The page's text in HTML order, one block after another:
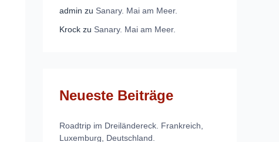
admin zu Sanary. Mai am Meer.
Krock zu Sanary. Mai am Meer.
Neueste Beiträge
Roadtrip im Dreiländereck. Frankreich,
Luxemburg, Deutschland.